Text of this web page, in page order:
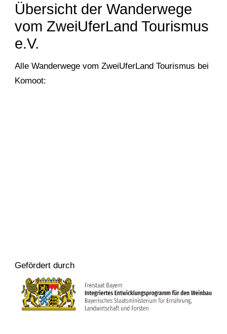
Übersicht der Wanderwege
vom ZweiUferLand Tourismus
e.V.
Alle Wanderwege vom ZweiUferLand Tourismus bei
Komoot:
Gefördert durch